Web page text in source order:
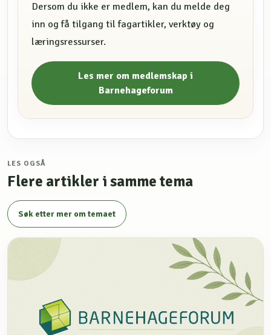
Dersom du ikke er medlem, kan du melde deg
inn og få tilgang til fagartikler, verktøy og
læringsressurser.
Les mer om medlemskap i
Barnehageforum
LES OGSÅ
Flere artikler i samme tema
Søk etter mer om temaet